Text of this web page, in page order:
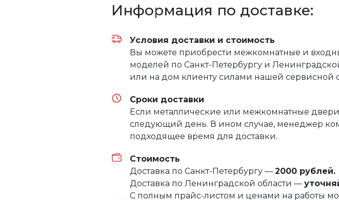
Информация по доставке:
Условия доставки и стоимость
Вы можете приобрести межкомнатные и
моделей по Санкт-Петербургу и
или на дом клиенту силами нашей сервисной
Сроки доставки
Если металлические или межкомнатные двери
следующий день. В ином случае, менеджер
подходящее время для доставки.
Стоимость
Доставка по Санкт-Петербургу — 2000 рублей.
Доставка по Ленинградской области —
С полным прайс-листом и ценами на работы